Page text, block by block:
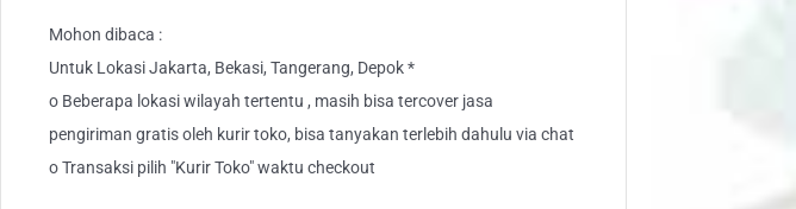
Mohon dibaca :
Untuk Lokasi Jakarta, Bekasi, Tangerang, Depok *
o Beberapa lokasi wilayah tertentu , masih bisa tercover jasa
pengiriman gratis oleh kurir toko, bisa tanyakan terlebih dahulu via chat
o Transaksi pilih "Kurir Toko" waktu checkout